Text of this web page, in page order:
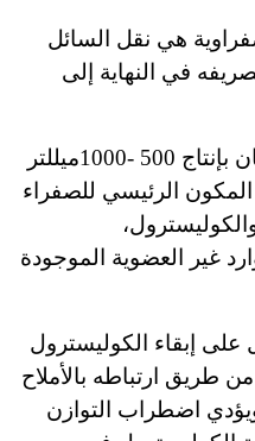
هي نقل السائل
في النهاية إلى
تقوم الخلايا الكبدية في الإنسان بإنتاج 500 -1000ميللتر
المكون الرئيسي للصفراء
غير العضوية الموجودة
على إبقاء الكوليسترول
طريق ارتباطه بالأملاح
اضطراب التوازن